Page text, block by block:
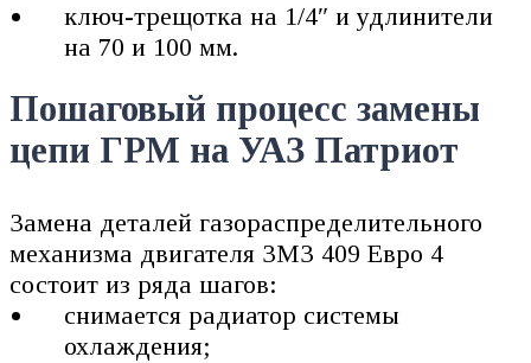
ключ-трещотка на 1/4″ и удлинители
на 70 и 100 мм.
Пошаговый процесс замены
цепи ГРМ на УАЗ Патриот
Замена деталей газораспределительного
механизма двигателя ЗМЗ 409 Евро 4
состоит из ряда шагов:
снимается радиатор системы
охлаждения;